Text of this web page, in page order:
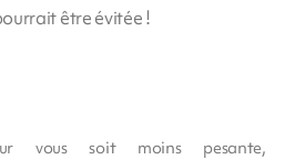
être évitée !
vous soit moins pesante,